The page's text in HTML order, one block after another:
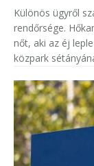
Különös ügyről
rendőrsége.
nőt, aki az éj
közpark